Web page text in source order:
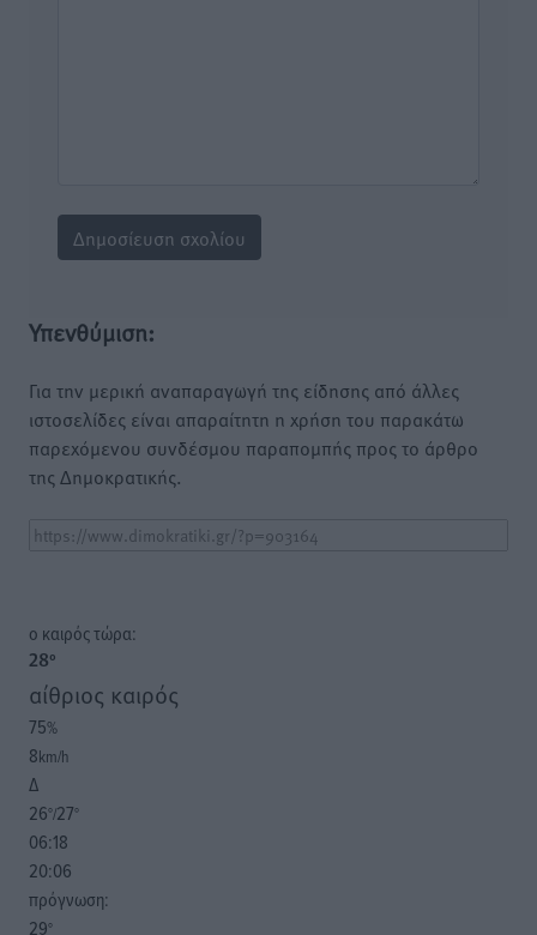
Υπενθύμιση:
Για την μερική αναπαραγωγή της είδησης από άλλες
ιστοσελίδες είναι απαραίτητη η χρήση του παρακάτω
παρεχόμενου συνδέσμου παραπομπής προς το άρθρο
της Δημοκρατικής.
o καιρός τώρα:
28°
αίθριος καιρός
75%
8km/h
Δ
26°/27°
06:18
20:06
πρόγνωση:
29°